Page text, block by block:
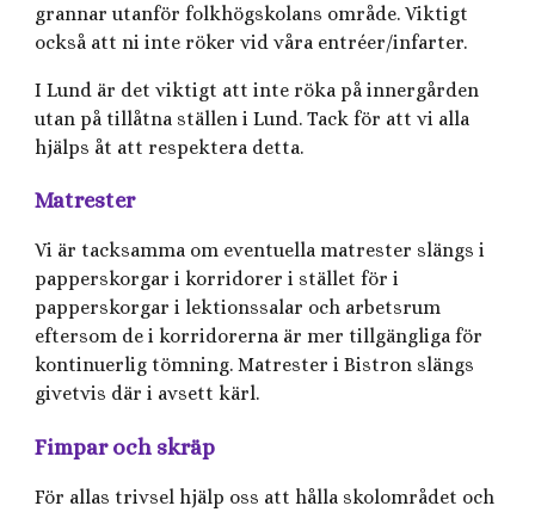
grannar utanför folkhögskolans område. Viktigt
också att ni inte röker vid våra entréer/infarter.
I Lund är det viktigt att inte röka på innergården
utan på tillåtna ställen i Lund. Tack för att vi alla
hjälps åt att respektera detta.
Matrester
Vi är tacksamma om eventuella matrester slängs i
papperskorgar i korridorer i stället för i
papperskorgar i lektionssalar och arbetsrum
eftersom de i korridorerna är mer tillgängliga för
kontinuerlig tömning. Matrester i Bistron slängs
givetvis där i avsett kärl.
Fimpar och skräp
För allas trivsel hjälp oss att hålla skolområdet och